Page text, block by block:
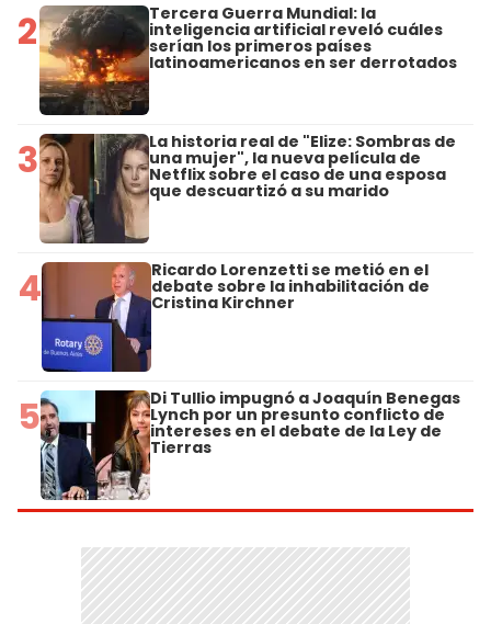
2 Tercera Guerra Mundial: la
inteligencia artificial reveló cuáles
serían los primeros países
latinoamericanos en ser derrotados
3 La historia real de "Elize: Sombras de
una mujer", la nueva película de
Netflix sobre el caso de una esposa
que descuartizó a su marido
4 Ricardo Lorenzetti se metió en el
debate sobre la inhabilitación de
Cristina Kirchner
5 Di Tullio impugnó a Joaquín Benegas
Lynch por un presunto conflicto de
intereses en el debate de la Ley de
Tierras